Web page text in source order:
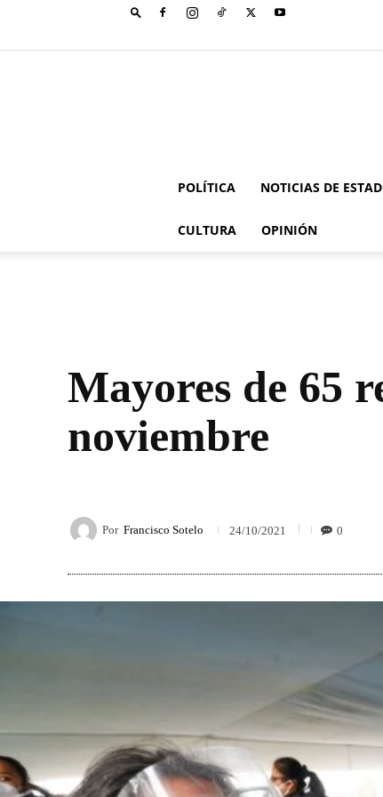
POLÍTICA NOTICIAS DE
CULTURA OPINIÓN
Mayores de 65
noviembre
Por Francisco Sotelo 24/10/2021 0